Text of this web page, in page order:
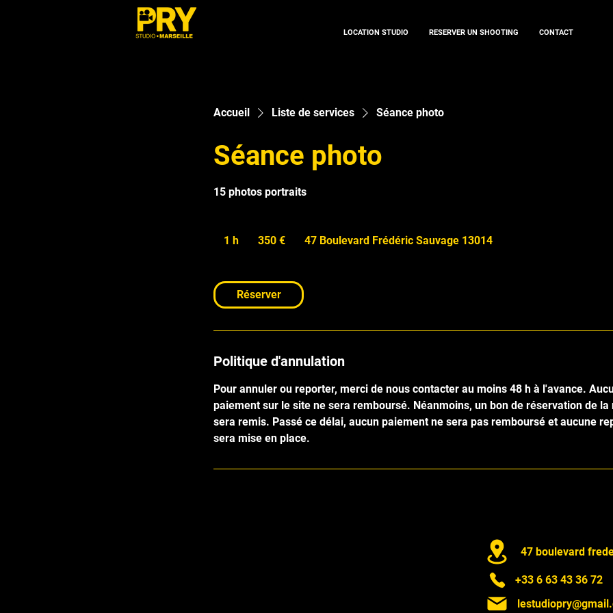
LOCATION STUDIO RESERVER UN SHOOTING CONTACT
Accueil Liste de services Séance photo
Séance photo
15 photos portraits
1 h 350 € 47 Boulevard Frédéric Sauvage 13014
Réserver
Politique d'annulation
Pour annuler ou reporter, merci de nous contacter au moins 48 h à l'avance.
paiement sur le site ne sera remboursé. Néanmoins, un bon de réservation de
sera remis. Passé ce délai, aucun paiement ne sera pas remboursé et aucune
sera mise en place.
47 boulevard
+33 6 63 43 36 72